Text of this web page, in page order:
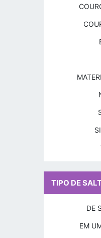
TIPO DE
DE
EM